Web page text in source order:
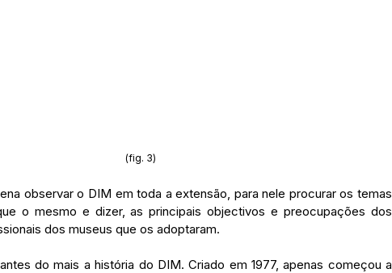
(fig. 3)
o mesmo e dizer, as principais objectivos e preocupações dos
dos museus que os adoptaram.